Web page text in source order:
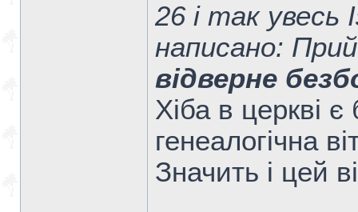
26 і так увесь
написано:
відверне
Хіба в церкві
генеалогічна
Значить і цей